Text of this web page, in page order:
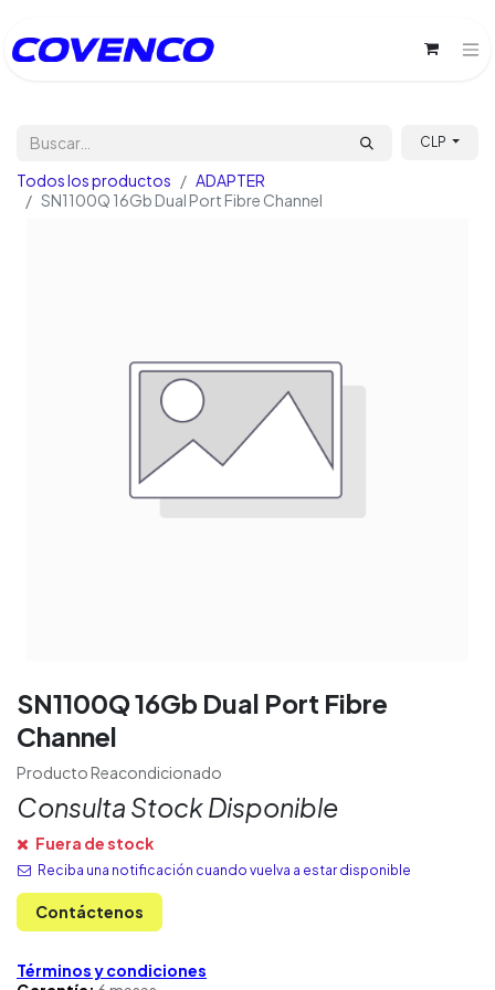
CLP
Todos los productos
ADAPTER
SN1100Q 16Gb Dual Port Fibre Channel
SN1100Q 16Gb Dual Port Fibre
Channel
Producto Reacondicionado
Consulta Stock Disponible
Fuera de stock
Reciba una notificación cuando vuelva a estar disponible
Contáctenos
Términos y condiciones